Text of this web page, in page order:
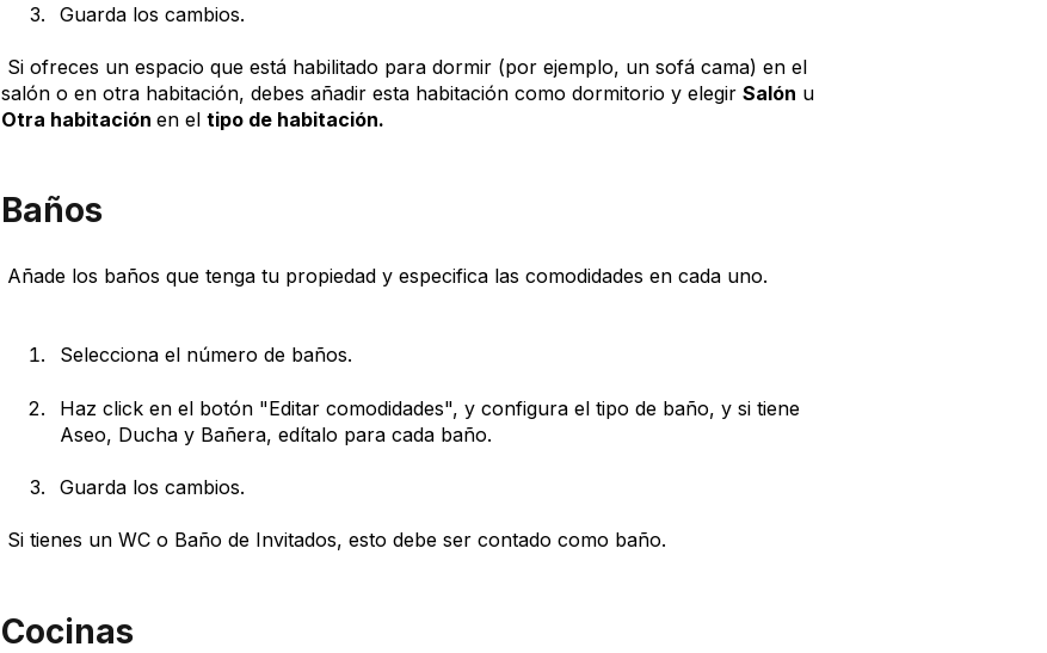
Guarda los cambios.
Si ofreces un espacio que está habilitado para dormir (por ejemplo, un sofá cama) en el
salón o en otra habitación, debes añadir esta habitación como dormitorio y elegir Salón u
Otra habitación en el tipo de habitación.
Baños
Añade los baños que tenga tu propiedad y especifica las comodidades en cada uno.
Selecciona el número de baños.
Haz click en el botón "Editar comodidades", y configura el tipo de baño, y si tiene
Aseo, Ducha y Bañera, edítalo para cada baño.
Guarda los cambios.
Si tienes un WC o Baño de Invitados, esto debe ser contado como baño.
Cocinas